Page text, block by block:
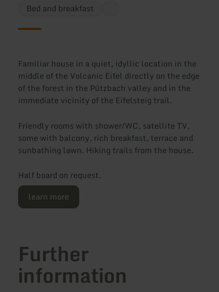
Bed and breakfast
Familiar house in a quiet, idyllic location in the
middle of the Volcanic Eifel directly on the edge
of the forest in the Pützbach valley and in the
immediate vicinity of the Eifelsteig trail.
Friendly rooms with shower/WC, satellite TV,
some with balcony, rich breakfast, terrace and
sunbathing lawn. Hiking trails from the house.
Half board on request.
learn more
Further
information